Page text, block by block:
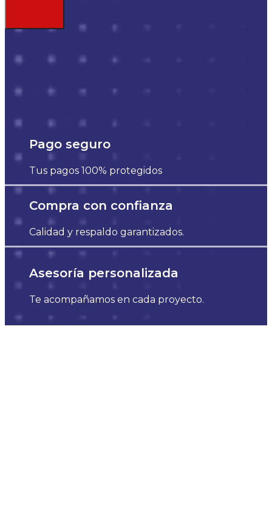
Pago seguro
Tus pagos 100% protegidos
Compra con confianza
Calidad y respaldo garantizados.
Asesoría personalizada
Te acompañamos en cada proyecto.